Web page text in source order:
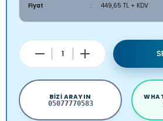
Fiyat
449,65 TL + KDV
BIZI ARAYIN
05077770583